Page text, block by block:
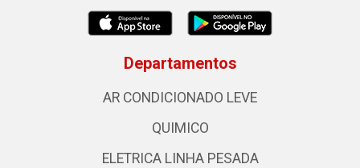
Departamentos
AR CONDICIONADO LEVE
QUIMICO
ELETRICA LINHA PESADA